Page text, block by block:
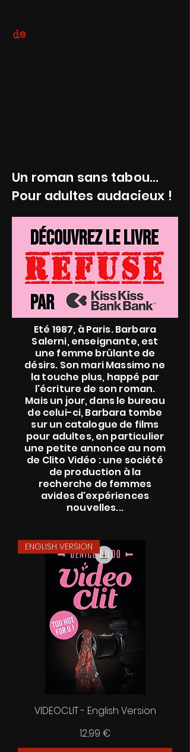
Un roman sans tabou...
Pour adultes audacieux !
Eté 1987, à Paris. Barbara
Salerni, enseignante, est
une femme brûlante de
désirs. Son mari Massimo ne
la touche plus, happé par
l'écriture de son roman.
Mais un jour, dans le bureau
de celui-ci, Barbara tombe
sur un catalogue de films
pour adultes, en particulier
une petite annonce au nom
de Clito Vidéo : une société
de production à la
recherche de femmes
avides d'expériences
nouvelles...
ENGLISH VERSION
VIDEOCLIT - English Version
Prix
12,99 €